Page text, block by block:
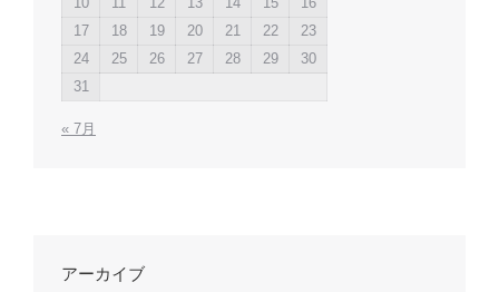
17
18 19 20 21 22
23
24
25 26 27 28 29
30
31
« 7月
アーカイブ